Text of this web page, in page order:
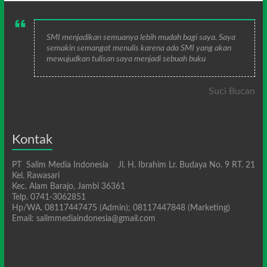
SMI menjadikan semuanya lebih mudah bagi saya. Saya
semakin semangat menulis karena ada SMI yang akan
mewujudkan tulisan saya menjadi sebuah buku
Suci Bucan
Kontak
PT Salim Media Indonesia Jl. H. Ibrahim Lr. Budaya No. 9 RT. 21
Kel. Rawasari
Kec. Alam Barajo, Jambi 36361
Telp. 0741-3062851
Hp/WA. 08117447475 (Admin); 08117447848 (Marketing)
Email: salimmediaindonesia@gmail.com